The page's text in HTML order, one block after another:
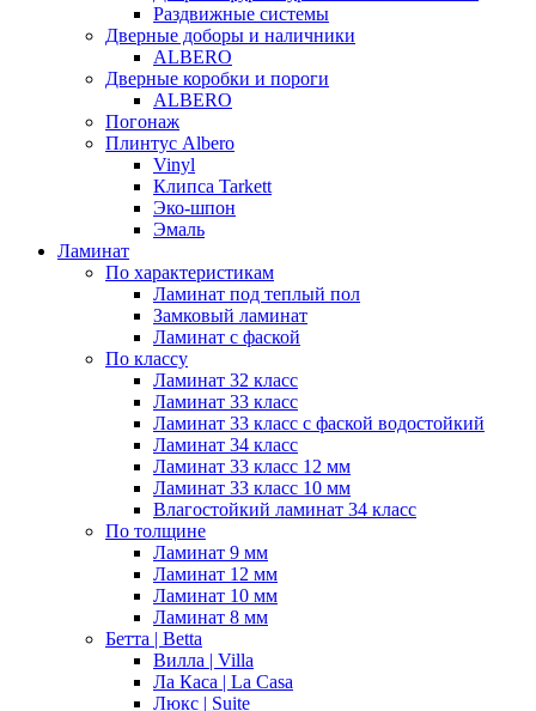
Раздвижные системы
Дверные доборы и наличники
ALBERO
Дверные коробки и пороги
ALBERO
Погонаж
Плинтус Albero
Vinyl
Клипса Tarkett
Эко-шпон
Эмаль
Ламинат
По характеристикам
Ламинат под теплый пол
Замковый ламинат
Ламинат с фаской
По классу
Ламинат 32 класс
Ламинат 33 класс
Ламинат 33 класс с фаской водостойкий
Ламинат 34 класс
Ламинат 33 класс 12 мм
Ламинат 33 класс 10 мм
Влагостойкий ламинат 34 класс
По толщине
Ламинат 9 мм
Ламинат 12 мм
Ламинат 10 мм
Ламинат 8 мм
Бетта | Betta
Вилла | Villa
Ла Каса | La Casa
Люкс | Suite